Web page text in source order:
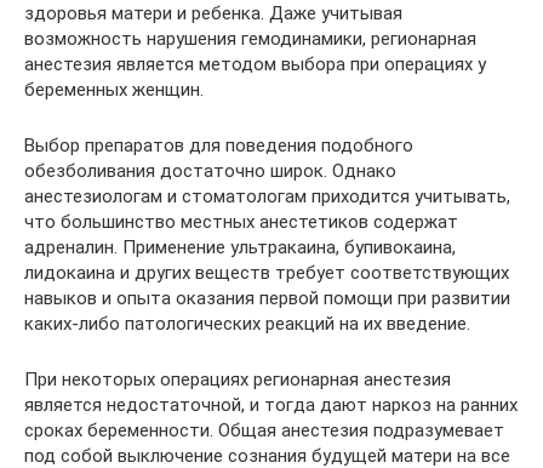
здоровья матери и ребенка. Даже учитывая
возможность нарушения гемодинамики, регионарная
анестезия является методом выбора при операциях у
беременных женщин.
Выбор препаратов для поведения подобного
обезболивания достаточно широк. Однако
анестезиологам и стоматологам приходится учитывать,
что большинство местных анестетиков содержат
адреналин. Применение ультракаина, бупивокаина,
лидокаина и других веществ требует соответствующих
навыков и опыта оказания первой помощи при развитии
каких-либо патологических реакций на их введение.
При некоторых операциях регионарная анестезия
является недостаточной, и тогда дают наркоз на ранних
сроках беременности. Общая анестезия подразумевает
под собой выключение сознания будущей матери на все